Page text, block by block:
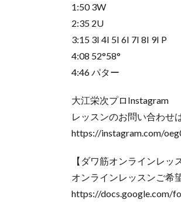
1:50 3W
2:35 2U
3:15 3I 4I 5I 6I 7I 8I 9I P
4:08 52°58°
4:46 パター
大江栄次プロInstagram
レッスンのお問い合わせ
https://instagram.com/
【ダワ筋オンラインレッ
オンラインレッスンご希
https://docs.google.com/